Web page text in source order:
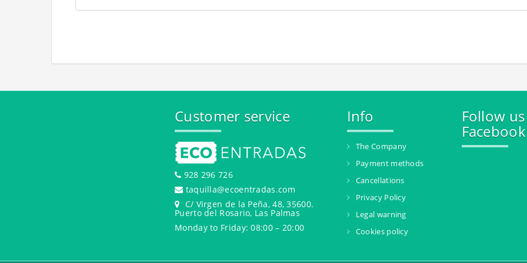
Customer service
928 296 726
taquilla@ecoentradas.com
C/ Virgen de la Peña, 48, 35600.
Puerto del Rosario, Las Palmas
Monday to Friday: 08:00 – 20:00
Info
The Company
Payment methods
Cancellations
Privacy Policy
Legal warning
Cookies policy
Follow